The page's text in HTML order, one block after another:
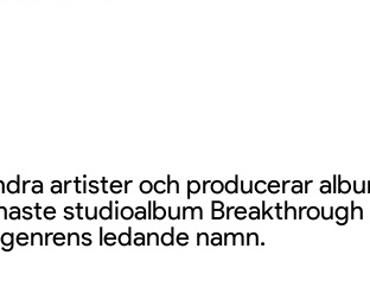
artister och producerar
studioalbum
ledande namn.